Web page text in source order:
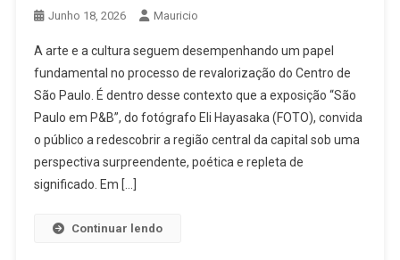
Junho 18, 2026 Mauricio
A arte e a cultura seguem desempenhando um papel
fundamental no processo de revalorização do Centro de
São Paulo. É dentro desse contexto que a exposição “São
Paulo em P&B”, do fotógrafo Eli Hayasaka (FOTO), convida
o público a redescobrir a região central da capital sob uma
perspectiva surpreendente, poética e repleta de
significado. Em […]
Continuar lendo